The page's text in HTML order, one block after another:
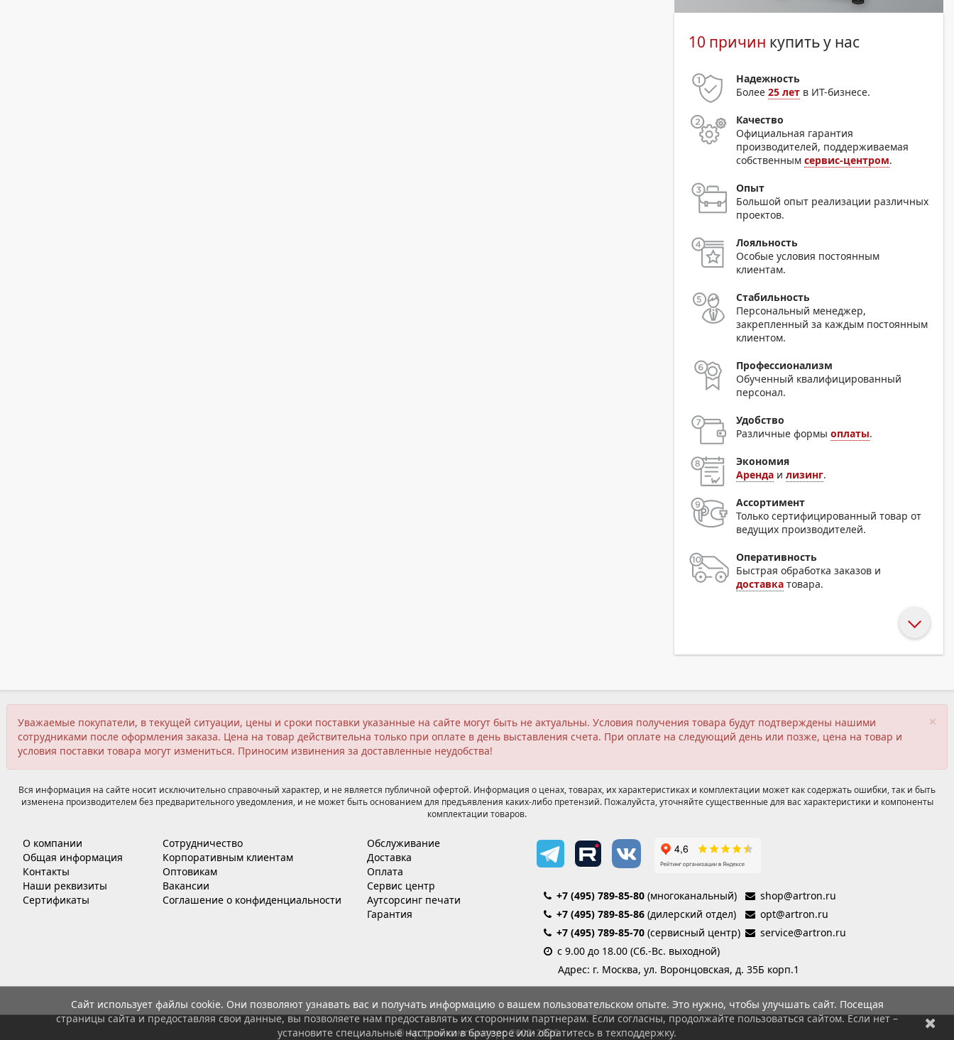
10 причин купить у нас
Надежность
Более25 лет в ИТ-бизнесе.
Качество
Официальная гарантия
производителей, поддерживаемая
собственнымсервис-центром.
Опыт
Большой опыт реализации различных
проектов.
Лояльность
Особые условия постоянным
клиентам.
Стабильность
Персональный менеджер,
закрепленный за каждым постоянным
клиентом.
Профессионализм
Обученный квалифицированный
персонал.
Удобство
Различные формыоплаты.
Экономия
Аренда илизинг.
Ассортимент
Только сертифицированный товар от
ведущих производителей.
Оперативность
Быстрая обработка заказов и
доставка товара.
×
Уважаемые покупатели, в текущей ситуации, цены и сроки поставки указанные на сайте могут быть не актуальны. Условия получения товара будут подтверждены нашими
сотрудниками после оформления заказа. Цена на товар действительна только при оплате в день выставления счета. При оплате на следующий день или позже, цена на товар и
условия поставки товара могут измениться. Приносим извинения за доставленные неудобства!
Вся информация на сайте носит исключительно справочный характер, и не является публичной офертой. Информация о ценах, товарах, их характеристиках и комплектации может как содержать ошибки, так и быть
изменена производителем без предварительного уведомления, и не может быть основанием для предъявления каких-либо претензий. Пожалуйста, уточняйте существенные для вас характеристики и компоненты
комплектации товаров.
О компании
Общая информация
Контакты
Наши реквизиты
Сертификаты
Сотрудничество
Корпоративным клиентам
Оптовикам
Вакансии
Соглашение о конфиденциальности
Обслуживание
Доставка
Оплата
Сервис центр
Аутсорсинг печати
Гарантия
+7 (495) 789-85-80(многоканальный)
shop@artron.ru
+7 (495) 789-85-86(дилерский отдел)
opt@artron.ru
+7 (495) 789-85-70(сервисный центр)
service@artron.ru
с 9.00 до 18.00 (Сб.-Вс. выходной)
Адрес: г. Москва, ул. Воронцовская, д. 35Б корп.1
© Артрон компьютерс 2002-2026
Сайт использует файлы cookie. Они позволяют узнавать вас и получать информацию о вашем пользовательском опыте. Это нужно, чтобы улучшать сайт. Посещая
страницы сайта и предоставляя свои данные, вы позволяете нам предоставлять их сторонним партнерам. Если согласны, продолжайте пользоваться сайтом. Если нет –
установите специальные настройки в браузере или обратитесь в техподдержку.